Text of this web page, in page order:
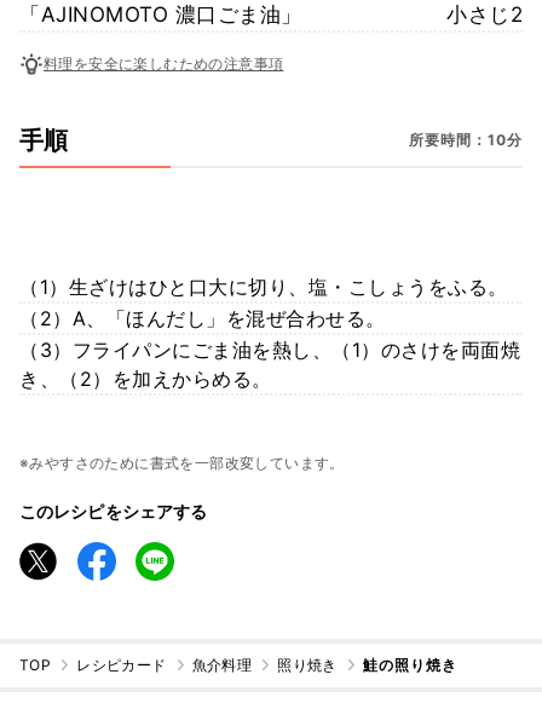
「AJINOMOTO 濃口ごま油」
小さじ2
料理を安全に楽しむための注意事項
手順 所要時間：10分
（1）生ざけはひと口大に切り、塩・こしょうをふる。
（2）A、「ほんだし」を混ぜ合わせる。
（3）フライパンにごま油を熱し、（1）のさけを両面焼
き、（2）を加えからめる。
※みやすさのために書式を一部改変しています。
このレシピをシェアする
TOP レシピカード 魚介料理 照り焼き 鮭の照り焼き